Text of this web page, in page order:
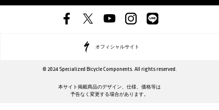
オフィシャルサイト
© 2024 Specialized Bicycle Components. All rights reserved.
本サイト掲載商品のデザイン、仕様、価格等は
予告なく変更する場合があります。